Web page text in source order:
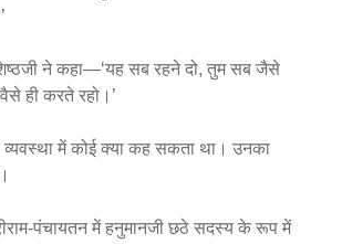
ने कहा—‘यह सब रहने दो, तुम सब जैसे
ही करते रहो।’
में कोई क्या कह सकता था। उनका
पंचायतन में हनुमानजी छठे सदस्य के रूप में